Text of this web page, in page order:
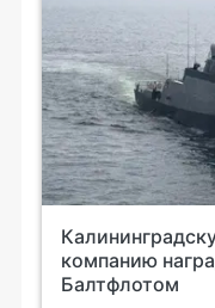
компанию
Балтфлотом